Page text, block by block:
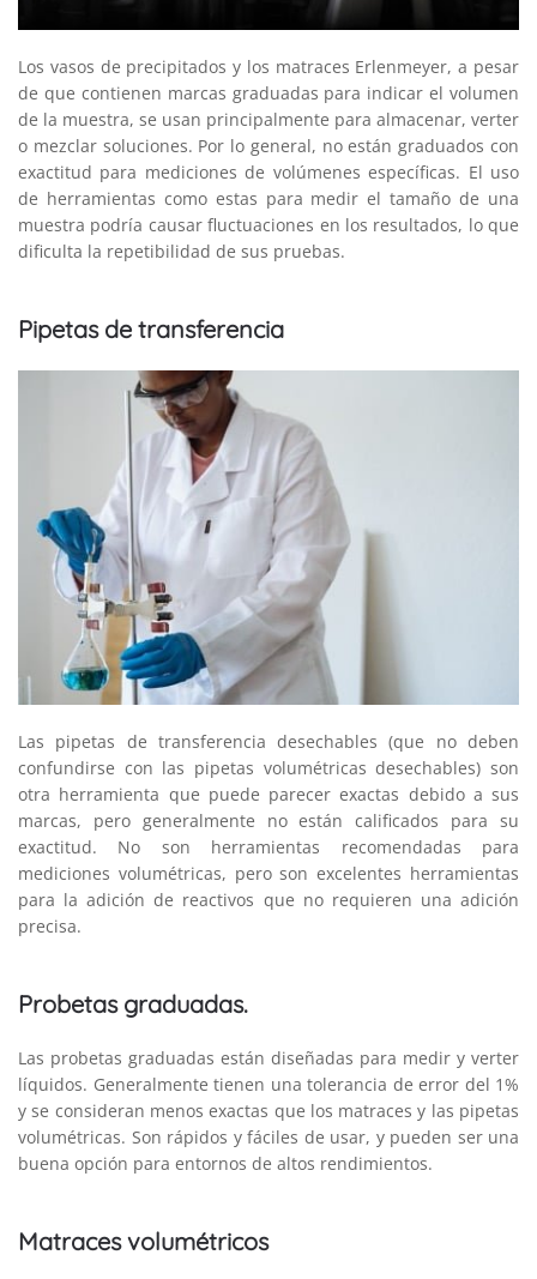
Los vasos de precipitados y los matraces Erlenmeyer, a pesar
de que contienen marcas graduadas para indicar el volumen
de la muestra, se usan principalmente para almacenar, verter
o mezclar soluciones. Por lo general, no están graduados con
exactitud para mediciones de volúmenes específicas. El uso
de herramientas como estas para medir el tamaño de una
muestra podría causar fluctuaciones en los resultados, lo que
dificulta la repetibilidad de sus pruebas.
Pipetas de transferencia
Las pipetas de transferencia desechables (que no deben
confundirse con las pipetas volumétricas desechables) son
otra herramienta que puede parecer exactas debido a sus
marcas, pero generalmente no están calificados para su
exactitud. No son herramientas recomendadas para
mediciones volumétricas, pero son excelentes herramientas
para la adición de reactivos que no requieren una adición
precisa.
Probetas graduadas.
Las probetas graduadas están diseñadas para medir y verter
líquidos. Generalmente tienen una tolerancia de error del 1%
y se consideran menos exactas que los matraces y las pipetas
volumétricas. Son rápidos y fáciles de usar, y pueden ser una
buena opción para entornos de altos rendimientos.
Matraces volumétricos